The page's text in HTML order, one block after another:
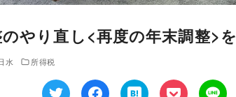
やり直し<再度の年末調整>を
水 所得税